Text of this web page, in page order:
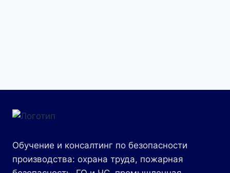
Обучение и консалтинг по безопасности
производства: охрана труда, пожарная